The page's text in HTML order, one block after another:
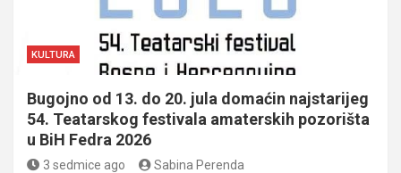
KULTURA
Bugojno od 13. do 20. jula domaćin najstarijeg
54. Teatarskog festivala amaterskih pozorišta
u BiH Fedra 2026
3 sedmice ago Sabina Perenda